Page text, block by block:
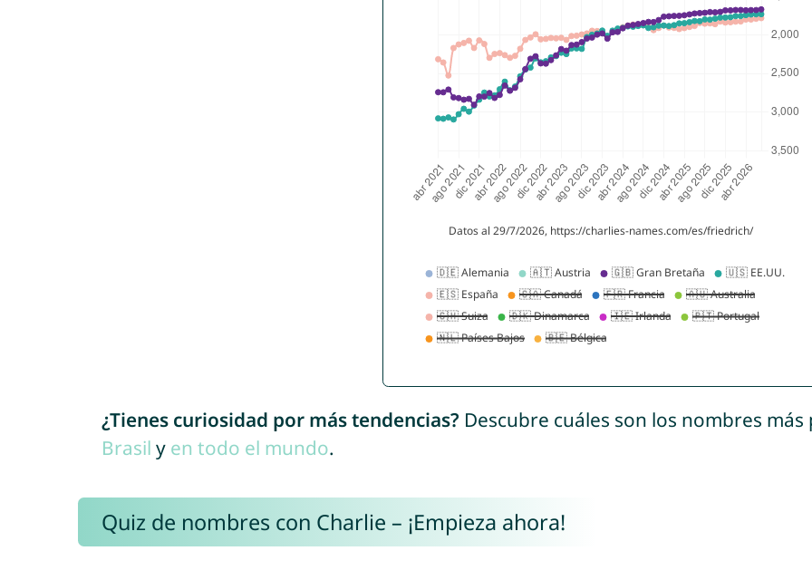
¿Tienes curiosidad por más tendencias? Descubre cuáles son los nombres
Brasil y en todo el mundo.
Quiz de nombres con Charlie – ¡Empieza ahora!